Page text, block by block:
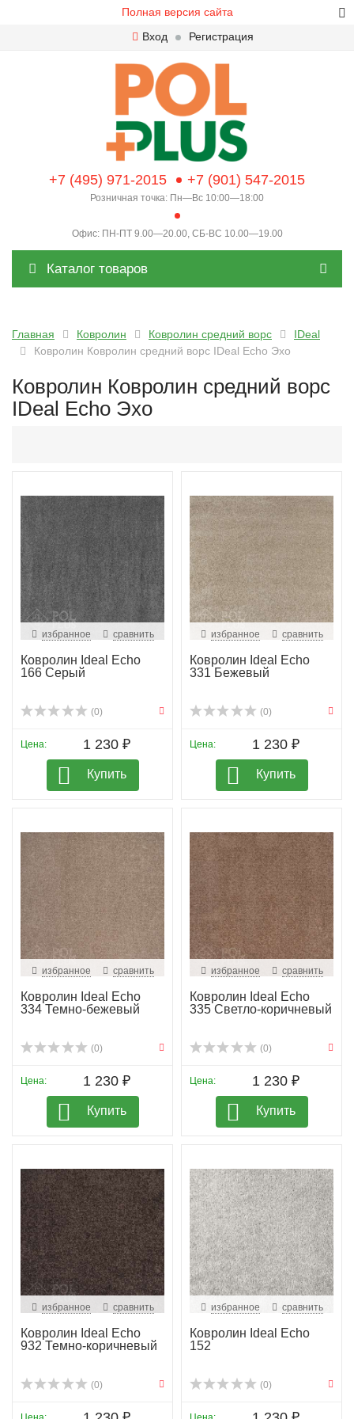
Полная версия сайта
Вход
Регистрация
+7 (495) 971-2015 +7 (901) 547-2015
Розничная точка: Пн—Вс 10:00—18:00
Офис: ПН-ПТ 9.00—20.00, СБ-ВС 10.00—19.00
Каталог товаров
Главная Ковролин Ковролин средний ворс
IDeal
Ковролин Ковролин средний ворс IDeal Echo Эхо
Ковролин Ковролин средний ворс
IDeal Echo Эхо
избранное сравнить
Ковролин Ideal Echo
166 Серый
(0)
Цена: 1 230 ₽
Купить
избранное сравнить
Ковролин Ideal Echo
331 Бежевый
(0)
Цена: 1 230 ₽
Купить
избранное сравнить
Ковролин Ideal Echo
334 Темно-бежевый
(0)
Цена: 1 230 ₽
Купить
избранное сравнить
Ковролин Ideal Echo
335 Светло-коричневый
(0)
Цена: 1 230 ₽
Купить
избранное сравнить
Ковролин Ideal Echo
932 Темно-коричневый
(0)
избранное сравнить
Ковролин Ideal Echo
152
(0)